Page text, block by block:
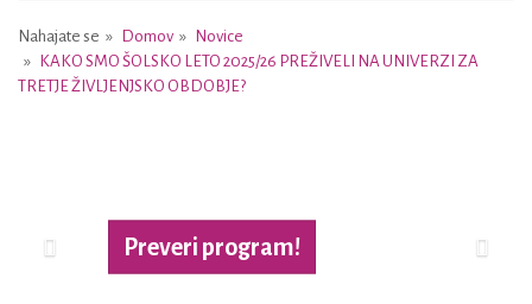
Nahajate se Domov
Novice
KAKO SMO ŠOLSKO LETO 2025/26 PREŽIVELI NA UNIVERZI ZA
TRETJE ŽIVLJENJSKO OBDOBJE?
Preveri program!